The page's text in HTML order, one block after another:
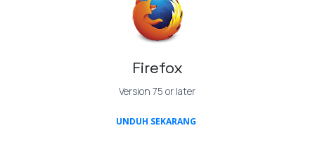
Firefox
Version 75 or later
UNDUH SEKARANG